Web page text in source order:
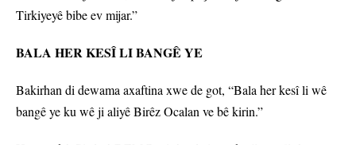
Tirkiyeyê bibe ev mijar.”
BALA HER KESÎ LI BANGÊ YE
Bakirhan di dewama axaftina xwe de got, “Bala her kesî li wê
bangê ye ku wê ji aliyê Birêz Ocalan ve bê kirin.”